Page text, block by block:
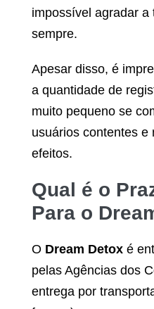
impossível agradar a
sempre.
Apesar disso, é
a quantidade de
muito pequeno se
usuários contentes e
efeitos.
Qual é o
Para o
O Dream Detox é
pelas Agências dos
entrega por